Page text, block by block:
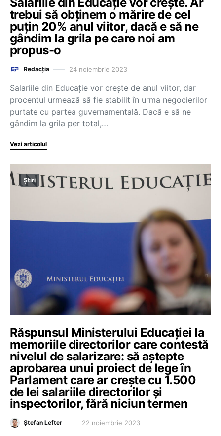
trebui să obţinem o mărire de cel
puţin 20% anul viitor, dacă e să ne
gândim la grila pe care noi am
propus-o
Redacția 24 noiembrie 2023
Salariile din Educaţie vor creşte de anul viitor, dar
procentul urmează să fie stabilit în urma negocierilor
purtate cu partea guvernamentală. Dacă e să ne
gândim la grila per total,…
Vezi articolul
Știri
Răspunsul Ministerului Educației la
memoriile directorilor care contestă
nivelul de salarizare: să aștepte
aprobarea unui proiect de lege în
Parlament care ar crește cu 1.500
de lei salariile directorilor și
inspectorilor, fără niciun termen
Ștefan Lefter 22 noiembrie 2023